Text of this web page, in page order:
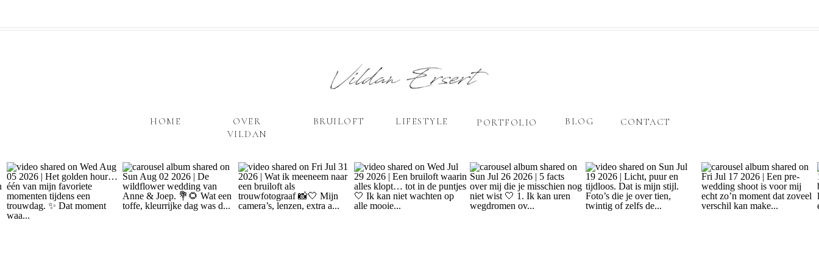
BLOG
BRUILOFT PORTFOLIO
OVER
VILDAN
HOME CONTACT
LIFESTYLE